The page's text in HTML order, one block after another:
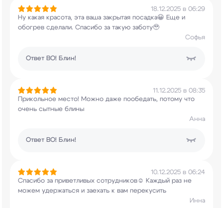
18.12.2025 в 06:29
Ну какая красота, эта ваша закрытая посадка😀 Еще и
обогрев сделали. Спасибо за такую заботу🥹
Софья
Ответ ВО! Блин!
11.12.2025 в 08:35
Прикольное место! Можно даже пообедать, потому что
очень сытные блины
Анна
Ответ ВО! Блин!
10.12.2025 в 06:24
Спасибо за приветливых сотрудников☺️ Каждый раз не
можем удержаться и заехать к вам перекусить
Инна